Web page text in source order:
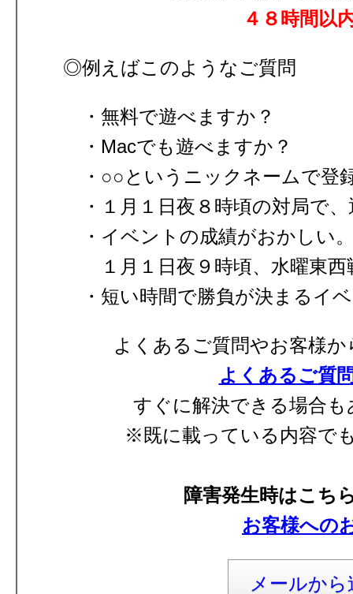
４８時間以
◎例えばこのようなご質問
無料で遊べますか？
Macでも遊べますか？
○○というニックネームで登
１月１日夜８時頃の対局で
イベントの成績がおかしい
１月１日夜９時頃、水曜東
短い時間で勝負が決まるイ
よくあるご質問やお客様
よくあるご質
すぐに解決できる場合
※既に載っている内容で
障害発生時はこち
お客様への
メールか